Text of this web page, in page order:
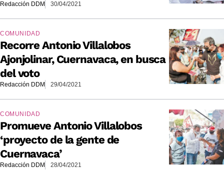
Redacción DDM 30/04/2021
COMUNIDAD
Recorre Antonio Villalobos
Ajonjolinar, Cuernavaca, en busca
del voto
Redacción DDM 29/04/2021
COMUNIDAD
Promueve Antonio Villalobos
‘proyecto de la gente de
Cuernavaca’
Redacción DDM 28/04/2021